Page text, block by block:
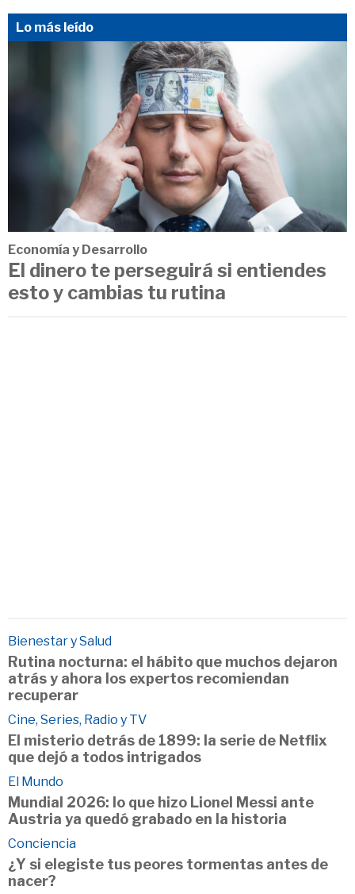
Lo más leído
Economía y Desarrollo
El dinero te perseguirá si entiendes
esto y cambias tu rutina
Bienestar y Salud
Rutina nocturna: el hábito que muchos dejaron
atrás y ahora los expertos recomiendan
recuperar
Cine, Series, Radio y TV
El misterio detrás de 1899: la serie de Netflix
que dejó a todos intrigados
El Mundo
Mundial 2026: lo que hizo Lionel Messi ante
Austria ya quedó grabado en la historia
Conciencia
¿Y si elegiste tus peores tormentas antes de
nacer?